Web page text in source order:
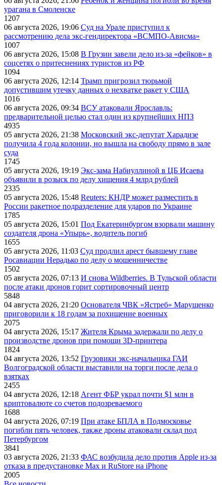
урагана в Смоленске
1207
06 августа 2026, 19:06 Суд на Урале приступил к
рассмотрению дела экс-гендиректора «ВСМПО-Ависма»
1007
06 августа 2026, 15:08 В Грузии завели дело из-за «фейков» в
соцсетях о притеснениях туристов из РФ
1094
06 августа 2026, 12:14 Трамп пригрозил тюрьмой
допустившим утечку данных о нехватке ракет у США
1016
06 августа 2026, 09:34 ВСУ атаковали Ярославль:
предварительной целью стал один из крупнейших НПЗ
4935
05 августа 2026, 21:38 Московский экс-депутат Харадизе
получила 4 года колонии, но вышла на свободу прямо в зале
суда
1745
05 августа 2026, 19:19 Экс-зама Набиуллиной в ЦБ Исаева
объявили в розыск по делу хищения 4 млрд рублей
2335
05 августа 2026, 15:48 Reuters: КНДР может разместить в
России ракетное подразделение для ударов по Украине
1785
05 августа 2026, 15:01 Под Екатеринбургом взорвали машину
создателя дрона «Упырь», водитель погиб
1655
05 августа 2026, 11:03 Суд продлил арест бывшему главе
Росавиации Нерадько по делу о мошенничестве
1502
05 августа 2026, 07:13 И снова Wildberries. В Тульской области
после атаки дронов горит сортировочный центр
5848
04 августа 2026, 21:20 Основателя ЧВК «Ястреб» Марущенко
приговорили к 18 годам за похищение военных
2075
04 августа 2026, 15:17 Жителя Крыма задержали по делу о
производстве дронов при помощи 3D‑принтера
1824
04 августа 2026, 13:52 Грузовики экс-начальника ГАИ
Волгоградской области выставили на торги после дела о
взятках
2455
04 августа 2026, 12:18 Агент ФБР украл почти $1 млн в
криптовалюте со счетов подозреваемого
1688
04 августа 2026, 07:19 При атаке БПЛА в Подмосковье
погибли пять человек, также дроны атаковали склад под
Петербургом
3841
03 августа 2026, 21:33 ФАС возбудила дело против Apple из-за
отказа в предустановке Max и RuStore на iPhone
2005